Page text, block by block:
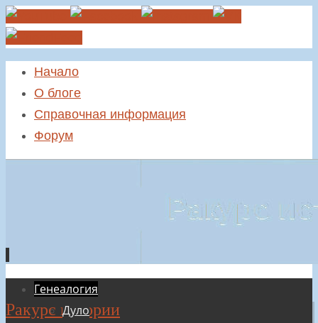
Начало
О блоге
Справочная информация
Форум
Ракурс истории
Перейти
к
Генеалогия
Дуло